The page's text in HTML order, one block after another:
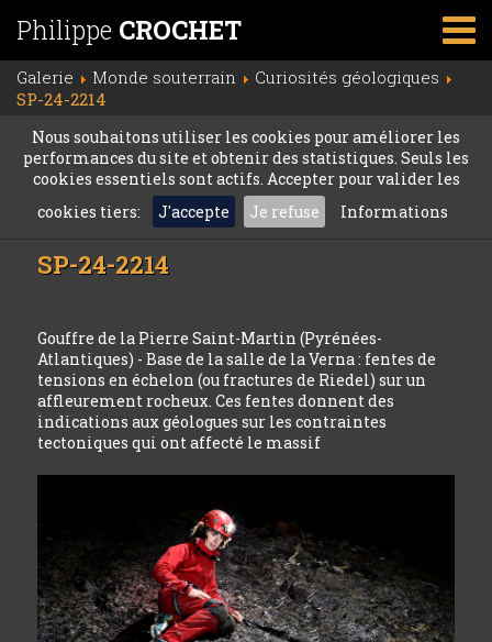
Philippe CROCHET
Galerie Monde souterrain
Curiosités géologiques
SP-24-2214
Nous souhaitons utiliser les cookies pour améliorer les
performances du site et obtenir des statistiques. Seuls les
cookies essentiels sont actifs. Accepter pour valider les
cookies tiers:
J'accepte Je refuse Informations
SP-24-2214
Gouffre de la Pierre Saint-Martin (Pyrénées-
Atlantiques) - Base de la salle de la Verna : fentes de
tensions en échelon (ou fractures de Riedel) sur un
affleurement rocheux. Ces fentes donnent des
indications aux géologues sur les contraintes
tectoniques qui ont affecté le massif